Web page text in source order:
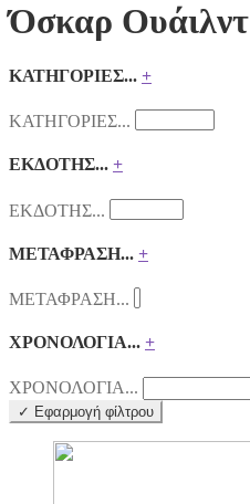
Όσκαρ Ουάιλντ
ΚΑΤΗΓΟΡΙΕΣ... +
ΚΑΤΗΓΟΡΙΕΣ...
ΕΚΔΟΤΗΣ... +
ΕΚΔΟΤΗΣ...
ΜΕΤΑΦΡΑΣΗ... +
ΜΕΤΑΦΡΑΣΗ...
ΧΡΟΝΟΛΟΓΙΑ... +
ΧΡΟΝΟΛΟΓΙΑ...
✓ Εφαρμογή φίλτρου